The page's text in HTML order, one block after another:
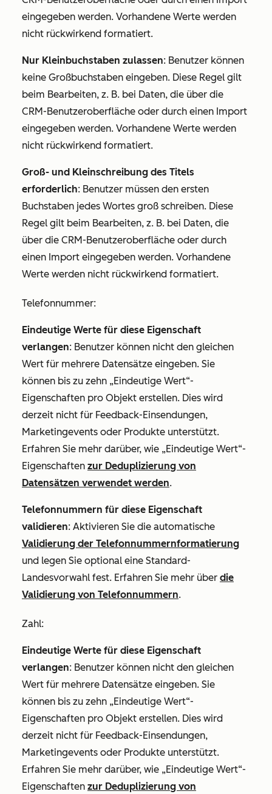
eingegeben werden. Vorhandene Werte werden
nicht rückwirkend formatiert.
Nur Kleinbuchstaben zulassen: Benutzer können
keine Großbuchstaben eingeben. Diese Regel gilt
beim Bearbeiten, z. B. bei Daten, die über die
CRM-Benutzeroberfläche oder durch einen Import
eingegeben werden. Vorhandene Werte werden
nicht rückwirkend formatiert.
Groß- und Kleinschreibung des Titels
erforderlich: Benutzer müssen den ersten
Buchstaben jedes Wortes groß schreiben. Diese
Regel gilt beim Bearbeiten, z. B. bei Daten, die
über die CRM-Benutzeroberfläche oder durch
einen Import eingegeben werden. Vorhandene
Werte werden nicht rückwirkend formatiert.
Telefonnummer:
Eindeutige Werte für diese Eigenschaft
verlangen: Benutzer können nicht den gleichen
Wert für mehrere Datensätze eingeben. Sie
können bis zu zehn „Eindeutige Wert“-
Eigenschaften pro Objekt erstellen. Dies wird
derzeit nicht für Feedback-Einsendungen,
Marketingevents oder Produkte unterstützt.
Erfahren Sie mehr darüber, wie „Eindeutige Wert“-
Eigenschaften zur Deduplizierung von
Datensätzen verwendet werden.
Telefonnummern für diese Eigenschaft
validieren: Aktivieren Sie die automatische
Validierung der Telefonnummernformatierung
und legen Sie optional eine Standard-
Landesvorwahl fest. Erfahren Sie mehr über die
Validierung von Telefonnummern.
Zahl:
Eindeutige Werte für diese Eigenschaft
verlangen: Benutzer können nicht den gleichen
Wert für mehrere Datensätze eingeben. Sie
können bis zu zehn „Eindeutige Wert“-
Eigenschaften pro Objekt erstellen. Dies wird
derzeit nicht für Feedback-Einsendungen,
Marketingevents oder Produkte unterstützt.
Erfahren Sie mehr darüber, wie „Eindeutige Wert“-
Eigenschaften zur Deduplizierung von